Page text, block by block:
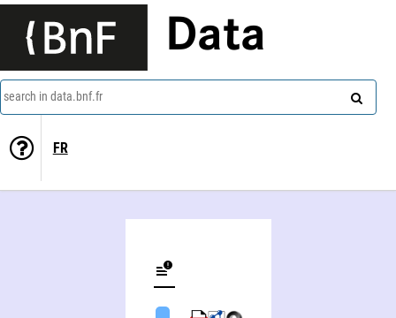
Data
search in data.bnf.fr
FR